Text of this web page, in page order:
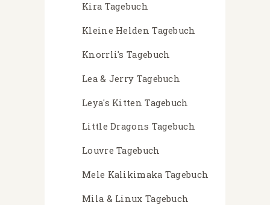
Kira Tagebuch
Kleine Helden Tagebuch
Knorrli's Tagebuch
Lea & Jerry Tagebuch
Leya's Kitten Tagebuch
Little Dragons Tagebuch
Louvre Tagebuch
Mele Kalikimaka Tagebuch
Mila & Linux Tagebuch